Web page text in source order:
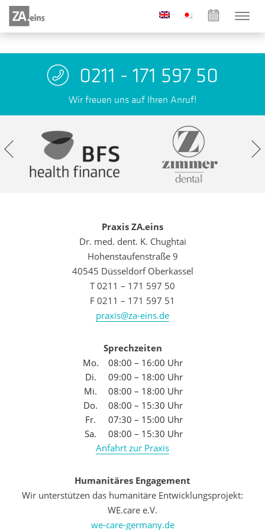
0211 - 171 597 50
Wir freuen uns auf Ihren Anruf!
Praxis ZA.eins
Dr. med. dent. K. Chughtai
Hohenstaufenstraße 9
40545 Düsseldorf Oberkassel
T 0211 – 171 597 50
F 0211 – 171 597 51
praxis@za-eins.de
Sprechzeiten
Mo.
08:00 – 16:00 Uhr
Di.
09:00 – 18:00 Uhr
Mi.
08:00 – 18:00 Uhr
Do.
08:00 – 15:30 Uhr
Fr.
07:30 – 15:00 Uhr
Sa.
08:00 – 15:30 Uhr
Anfahrt zur Praxis
Humanitäres Engagement
Wir unterstützen das humanitäre Entwicklungsprojekt:
WE.care e.V.
we-care-germany.de